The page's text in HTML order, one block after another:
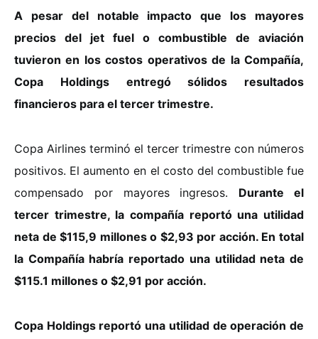
A pesar del notable impacto que los mayores
precios del jet fuel o combustible de aviación
tuvieron en los costos operativos de la Compañía,
Copa Holdings entregó sólidos resultados
financieros para el tercer trimestre.
Copa Airlines terminó el tercer trimestre con números
positivos. El aumento en el costo del combustible fue
compensado por mayores ingresos. Durante el
tercer trimestre, la compañía reportó una utilidad
neta de $115,9 millones o $2,93 por acción. En total
la Compañía habría reportado una utilidad neta de
$115.1 millones o $2,91 por acción.
Copa Holdings reportó una utilidad de operación de